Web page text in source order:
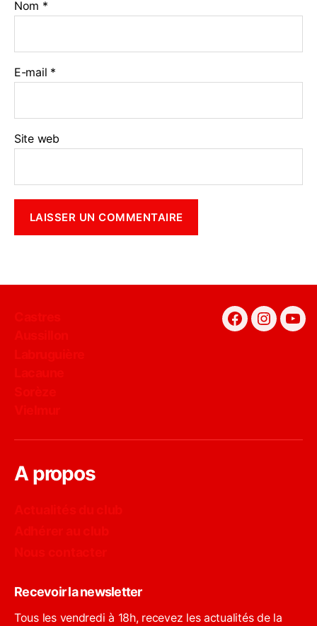
Nom *
E-mail *
Site web
Facebook
A propos
Recevoir la newsletter
Tous les vendredi à 18h, recevez les actualités de la